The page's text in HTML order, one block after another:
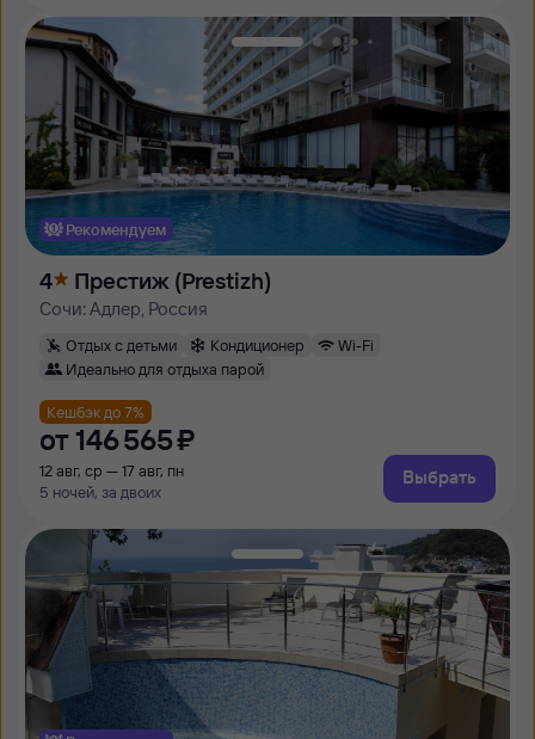
Рекомендуем
4 Престиж (Prestizh)
Сочи: Адлер, Россия
Отдых с детьми Кондиционер
Wi-Fi
Идеально для отдыха парой
Кешбэк до 7%
от 146 ⁠565 ⁠₽
12 авг, ср — 17 авг, пн
5 ночей, за двоих
Выбрать